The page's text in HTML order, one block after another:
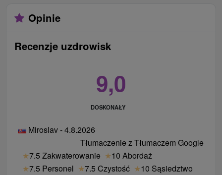
Opinie
Recenzje uzdrowisk
9,0
DOSKONAŁY
Miroslav - 4.8.2026
Tłumaczenie z Tłumaczem Google
★7.5 Zakwaterowanie ★10 Abordaż
★7.5 Personel ★7.5 Czystość ★10 Sąsiedztwo